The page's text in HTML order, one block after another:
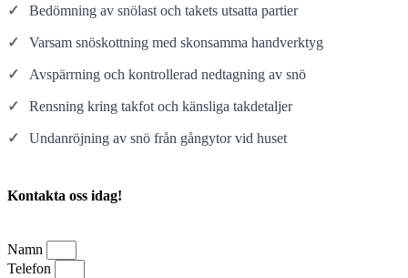
✓ Bedömning av snölast och takets utsatta partier
✓ Varsam snöskottning med skonsamma handverktyg
✓ Avspärrning och kontrollerad nedtagning av snö
✓ Rensning kring takfot och känsliga takdetaljer
✓ Undanröjning av snö från gångytor vid huset
Kontakta oss idag!
Namn
Telefon